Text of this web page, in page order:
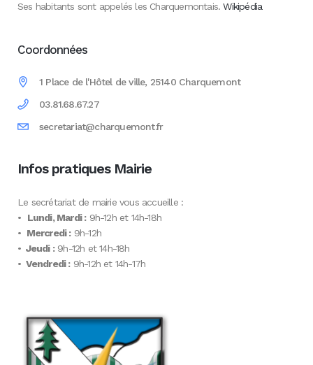
Ses habitants sont appelés les Charquemontais.Wikipédia
Coordonnées
1 Place de l'Hôtel de ville, 25140 Charquemont
03.81.68.67.27
secretariat@charquemont.fr
Infos pratiques Mairie
Le secrétariat de mairie vous accueille :
• Lundi, Mardi :9h-12h et 14h-18h
• Mercredi :9h-12h
• Jeudi :9h-12h et 14h-18h
• Vendredi :9h-12h et 14h-17h